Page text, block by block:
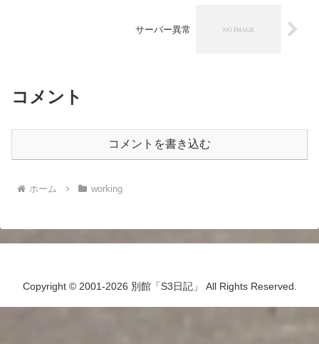
サーバー異常
コメント
コメントを書き込む
ホーム working
Copyright © 2001-2026 別館「S3日記」 All Rights Reserved.